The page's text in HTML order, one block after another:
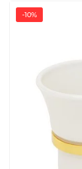
-10%